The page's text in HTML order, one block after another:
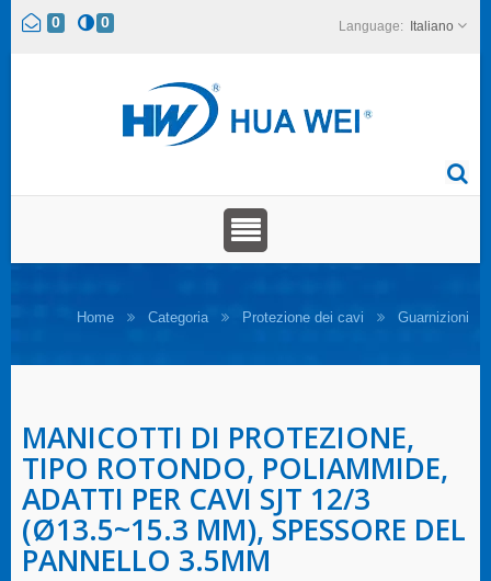
0 0 Italiano
Home Categoria Protezione dei cavi Guarnizioni
MANICOTTI DI PROTEZIONE,
TIPO ROTONDO, POLIAMMIDE,
ADATTI PER CAVI SJT 12/3
(Ø13.5~15.3 MM), SPESSORE DEL
PANNELLO 3.5MM